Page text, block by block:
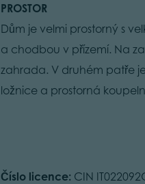
PROSTOR
Dům je velmi prostorný s
a chodbou v přízemí. Na
zahrada. V druhém patře
ložnice a prostorná
Číslo licence: CIN